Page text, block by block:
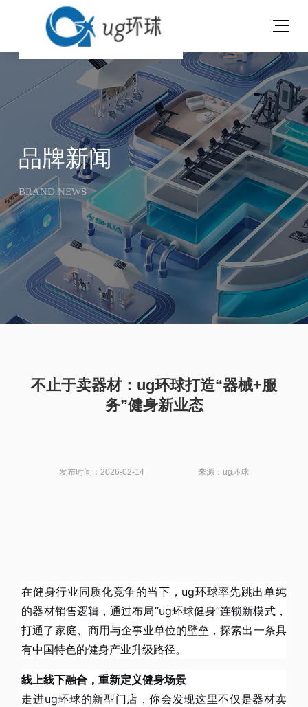
品牌新闻
BRAND NEWS
不止于卖器材：ug环球打造“器械+服
务”健身新业态
发布时间：2026-02-14 来源：ug环球
在健身行业同质化竞争的当下，ug环球率先跳出单纯
的器材销售逻辑，通过布局“ug环球健身”连锁新模式，
打通了家庭、商用与企事业单位的壁垒，探索出一条具
有中国特色的健身产业升级路径。
线上线下融合，重新定义健身场景
走进ug环球的新型门店，你会发现这里不仅是器材卖